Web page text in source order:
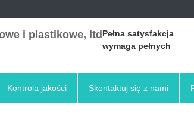
i plastikowe, ltd Pełna satysfakcja
wymaga pełnych
Kontrola jakości Skontaktuj się z nami